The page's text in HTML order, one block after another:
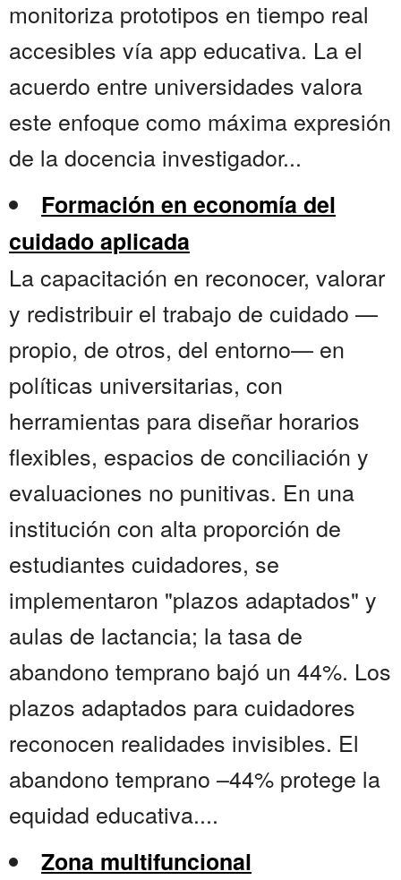
monitoriza prototipos en tiempo real
accesibles vía app educativa. La el
acuerdo entre universidades valora
este enfoque como máxima expresión
de la docencia investigador...
Formación en economía del
cuidado aplicada
La capacitación en reconocer, valorar
y redistribuir el trabajo de cuidado —
propio, de otros, del entorno— en
políticas universitarias, con
herramientas para diseñar horarios
flexibles, espacios de conciliación y
evaluaciones no punitivas. En una
institución con alta proporción de
estudiantes cuidadores, se
implementaron "plazos adaptados" y
aulas de lactancia; la tasa de
abandono temprano bajó un 44%. Los
plazos adaptados para cuidadores
reconocen realidades invisibles. El
abandono temprano –44% protege la
equidad educativa....
Zona multifuncional